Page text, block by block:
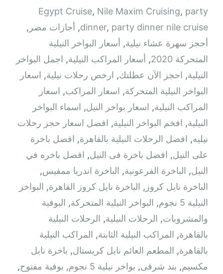
Egypt Cruise, Nile Maxim Cruising, party
dinner, party dinner nile cruise
, أجازات مصر ,
أحجز سهرة عشاء نيلية, أسعار البواخر النيلية
المتحركة 2020
, أسعار المراكب النيلية, اجمل البواخر
النيلية, احجز الآن عطلتك, ارخص رحلات نيلية, اسعار
البواخر النيلية المتحركة, اسعار المراكب, اسعار
المراكب النيلية, اسعار بواخر النيل, اسماء البواخر
النيلية, افخم البواخر النيلية, افضل اسعار حجز رحلات
نيليه, افضل الرحلات النيلية بالقاهرة, افضل باخرة
على النيل, افضل باخرة فى النيل, افضل باخره في
النيل, الباخرة الفرعونية, الباخرة اندريا ممفيس,
الباخرة نايل كروز , الباخرة نايل كروز القاهرة, البواخر
النيلية 5 نجوم
, البواخر النيلية المتحركة, البوفية
والمشروبات, الرحلات النيلية, الرحلات النيلية
بالقاهرة, المراكب النيلية الثابتة, المراكب النيلية
بالقاهرة, المطعم العائم نايل كريستال, باخرة نايل
مكسيم, بند شرقى, بواخر نيلية 5 نجوم , بوفية مفتوح,